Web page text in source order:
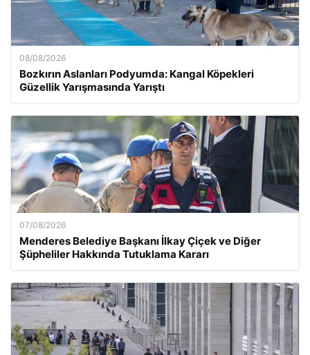
08/08/2026
Bozkırın Aslanları Podyumda: Kangal Köpekleri
Güzellik Yarışmasında Yarıştı
07/08/2026
Menderes Belediye Başkanı İlkay Çiçek ve Diğer
Şüpheliler Hakkında Tutuklama Kararı